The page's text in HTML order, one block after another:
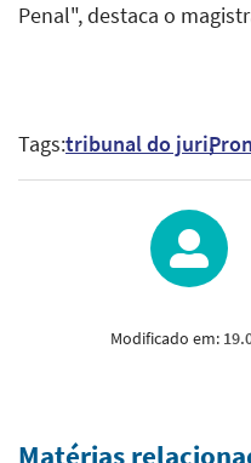
Penal", destaca o
Tags:tribunal do juri
Modificado em:
Matérias